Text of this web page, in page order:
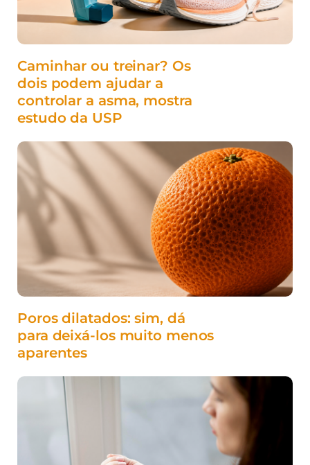
Caminhar ou treinar? Os
dois podem ajudar a
controlar a asma, mostra
estudo da USP
Poros dilatados: sim, dá
para deixá-los muito menos
aparentes